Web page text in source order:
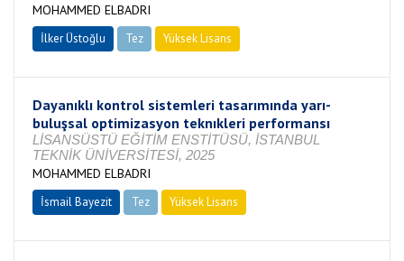
MOHAMMED ELBADRI
İlker Üstoğlu Tez Yüksek Lisans
Dayanıklı kontrol sistemleri tasarımında yarı-
buluşsal optimizasyon teknıkleri performansı
LİSANSÜSTÜ EĞİTİM ENSTİTÜSÜ, İSTANBUL
TEKNİK ÜNİVERSİTESİ, 2025
MOHAMMED ELBADRI
İsmail Bayezit Tez Yüksek Lisans